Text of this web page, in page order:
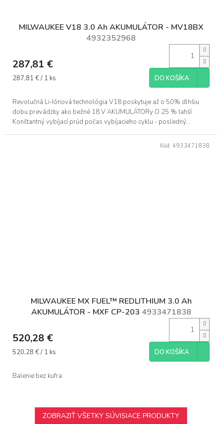
MILWAUKEE V18 3.0 Ah AKUMULÁTOR - MV18BX
4932352968
287,81 €
Jednotková
287,81 € / 1 ks DO KOŠÍKA
Revolučná Li-Iónová technológia V18 poskytuje až o 50% dlhšiu
dobu prevádzky ako bežné 18 V AKUMULÁTORy O 25 % ľahší
Konštantný vybíjací prúd počas vybíjacieho cyklu - posledný...
MILWAUKEE MX FUEL™ REDLITHIUM 3.0 Ah
AKUMULÁTOR - MXF CP-203 4933471838
520,28 €
Jednotková
520,28 € / 1 ks DO KOŠÍKA
Balenie:bez kufra
Kód: 4933471838
ZOBRAZIŤ VŠETKY SÚVISIACE PRODUKTY